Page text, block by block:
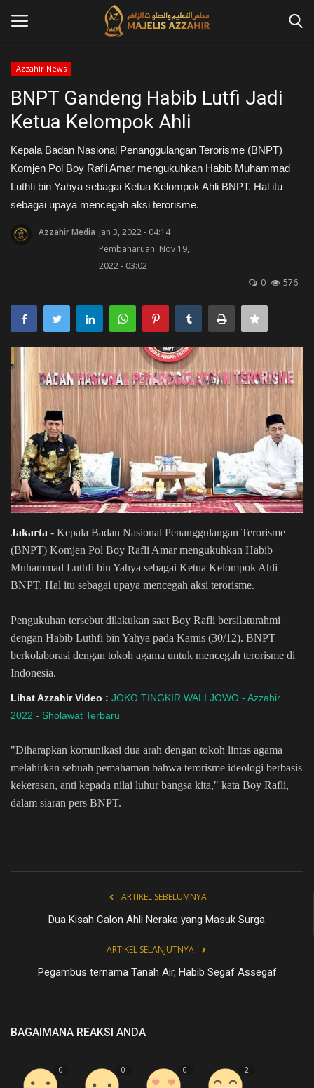
Home
Contact
Azzahir News
Tausiah
Kajian Islam
Hikmah
Jadwal
Live Stream
Azzahir News
BNPT Gandeng Habib Lutfi Jadi
Ketua Kelompok Ahli
Kepala Badan Nasional Penanggulangan Terorisme (BNPT)
Komjen Pol Boy Rafli Amar mengukuhkan Habib Muhammad
Luthfi bin Yahya sebagai Ketua Kelompok Ahli BNPT. Hal itu
sebagai upaya mencegah aksi terorisme.
Azzahir Media Jan 3, 2022 - 04:14
Pembaharuan: Nov 19,
2022 - 03:02
0
576
Jakarta - Kepala Badan Nasional Penanggulangan Terorisme
(BNPT) Komjen Pol Boy Rafli Amar mengukuhkan Habib
Muhammad Luthfi bin Yahya sebagai Ketua Kelompok Ahli
BNPT. Hal itu sebagai upaya mencegah aksi terorisme.
Pengukuhan tersebut dilakukan saat Boy Rafli bersilaturahmi
dengan Habib Luthfi bin Yahya pada Kamis (30/12). BNPT
berkolaborasi dengan tokoh agama untuk mencegah terorisme di
Indonesia.
Lihat Azzahir Video : JOKO TINGKIR WALI JOWO - Azzahir
2022 - Sholawat Terbaru
"Diharapkan komunikasi dua arah dengan tokoh lintas agama
melahirkan sebuah pemahaman bahwa terorisme ideologi berbasis
kekerasan, anti kepada nilai luhur bangsa kita," kata Boy Rafli,
dalam siaran pers BNPT.
ARTIKEL SEBELUMNYA
Dua Kisah Calon Ahli Neraka yang Masuk Surga
ARTIKEL SELANJUTNYA
Pegambus ternama Tanah Air, Habib Segaf Assegaf
BAGAIMANA REAKSI ANDA
0 0 0 2